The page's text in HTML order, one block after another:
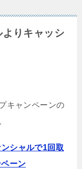
りキャッシ
キャンペーンの
シャルで1回取
ーン